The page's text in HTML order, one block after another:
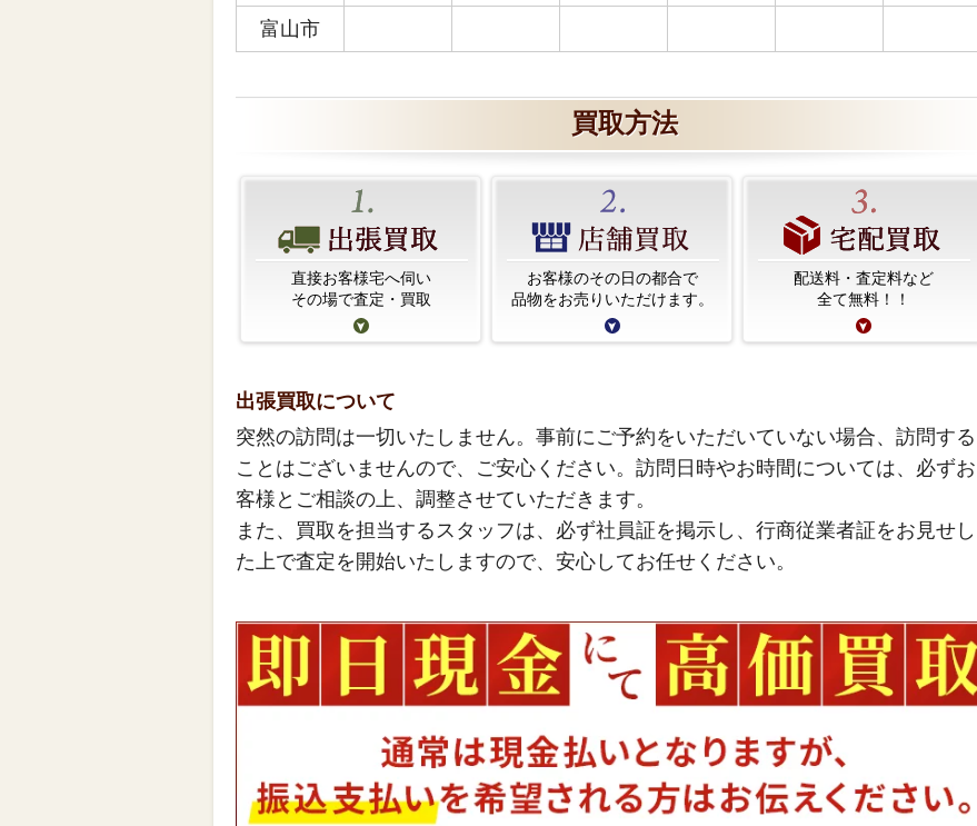
富山市
買取方法
直接お客様宅へ伺い
その場で査定・買取
お客様のその日の都合で
品物をお売りいただけます。
配送料・査定料など
全て無料！！
出張買取について
突然の訪問は一切いたしません。事前にご予約をいただいていない場合、訪問する
ことはございませんので、ご安心ください。訪問日時やお時間については、必ずお
客様とご相談の上、調整させていただきます。
また、買取を担当するスタッフは、必ず社員証を掲示し、行商従業者証をお見せし
た上で査定を開始いたしますので、安心してお任せください。